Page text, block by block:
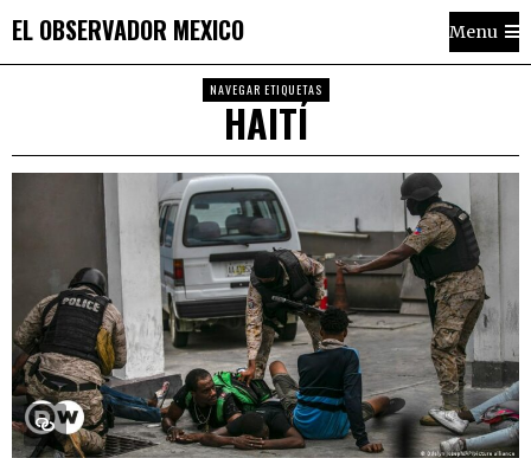
EL OBSERVADOR MEXICO Menu
NAVEGAR ETIQUETAS
HAITÍ